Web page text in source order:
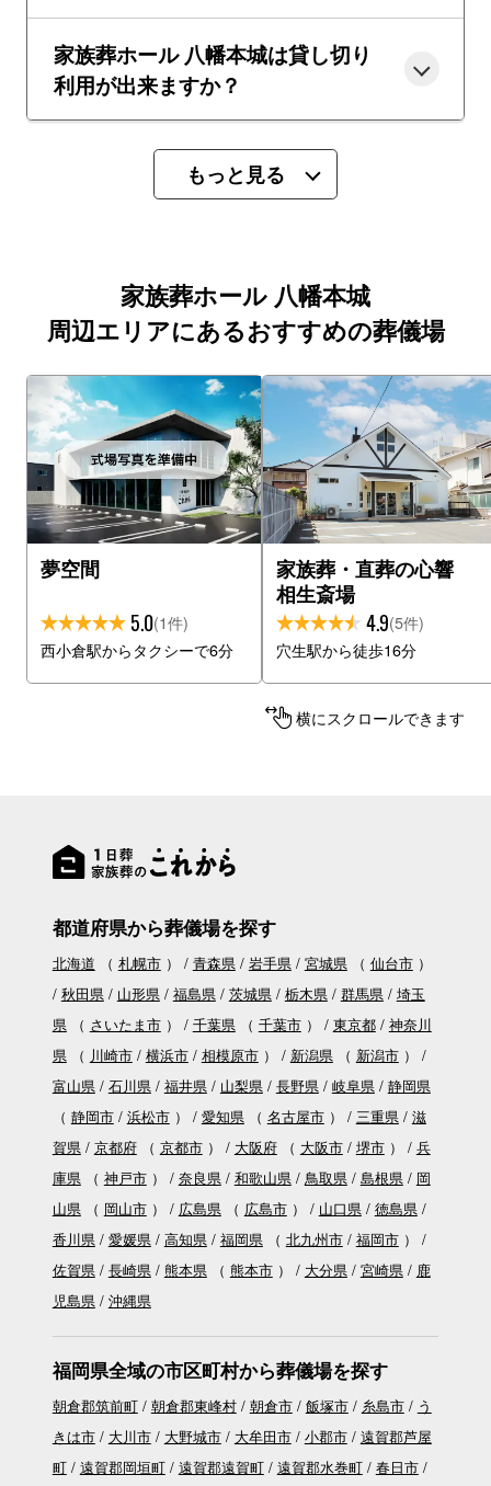
家族葬ホール 八幡本城は貸し切り
利用が出来ますか？
もっと見る
家族葬ホール 八幡本城
周辺エリアにあるおすすめの葬儀場
夢空間
5.0(1件)
西小倉駅からタクシーで6分
家族葬・直葬の心響
相生斎場
4.9(5件)
穴生駅から徒歩16分
横にスクロールできます
都道府県から葬儀場を探す
北海道 （ 札幌市） 青森県 岩手県 宮城県（ 仙台市）
秋田県
山形県 福島県 茨城県 栃木県 群馬県
埼玉
県（ さいたま市） 千葉県（ 千葉市） 東京都
神奈川
県（ 川崎市 横浜市 相模原市） 新潟県（ 新潟市）
富山県
石川県 福井県 山梨県 長野県 岐阜県
静岡県
（ 静岡市 浜松市） 愛知県（ 名古屋市） 三重県
滋
賀県
京都府（ 京都市） 大阪府（ 大阪市 堺市）
兵
庫県（ 神戸市） 奈良県 和歌山県 鳥取県 島根県
岡
山県（ 岡山市） 広島県（ 広島市） 山口県
徳島県
香川県
愛媛県 高知県 福岡県（ 北九州市 福岡市）
佐賀県
長崎県 熊本県（ 熊本市） 大分県 宮崎県
鹿
児島県
沖縄県
福岡県全域の市区町村から葬儀場を探す
朝倉郡筑前町 朝倉郡東峰村 朝倉市 飯塚市 糸島市
う
きは市
大川市 大野城市 大牟田市 小郡市
遠賀郡芦屋
町
遠賀郡岡垣町 遠賀郡遠賀町 遠賀郡水巻町
春日市